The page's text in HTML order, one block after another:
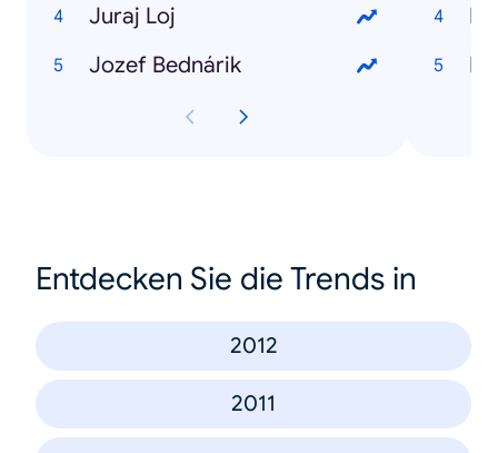
Juraj Loj
Jozef Bednárik
Entdecken Sie die Trends in
2012
2011